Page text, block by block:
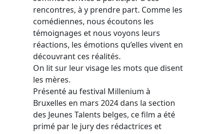
rencontres, à y prendre part. Comme les
comédiennes, nous écoutons les
témoignages et nous voyons leurs
réactions, les émotions qu’elles vivent en
découvrant ces réalités.
On lit sur leur visage les mots que disent
les mères.
Présenté au festival Millenium à
Bruxelles en mars 2024 dans la section
des Jeunes Talents belges, ce film a été
primé par le jury des rédactrices et